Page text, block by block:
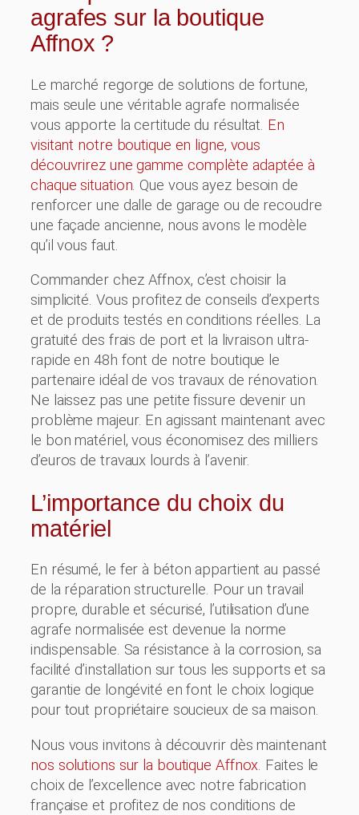
agrafes sur la boutique
Affnox ?
Le marché regorge de solutions de fortune,
mais seule une véritable agrafe normalisée
vous apporte la certitude du résultat. En
visitant notre boutique en ligne, vous
découvrirez une gamme complète adaptée à
chaque situation. Que vous ayez besoin de
renforcer une dalle de garage ou de recoudre
une façade ancienne, nous avons le modèle
qu’il vous faut.
Commander chez Affnox, c’est choisir la
simplicité. Vous profitez de conseils d’experts
et de produits testés en conditions réelles. La
gratuité des frais de port et la livraison ultra-
rapide en 48h font de notre boutique le
partenaire idéal de vos travaux de rénovation.
Ne laissez pas une petite fissure devenir un
problème majeur. En agissant maintenant avec
le bon matériel, vous économisez des milliers
d’euros de travaux lourds à l’avenir.
L’importance du choix du
matériel
En résumé, le fer à béton appartient au passé
de la réparation structurelle. Pour un travail
propre, durable et sécurisé, l’utilisation d’une
agrafe normalisée est devenue la norme
indispensable. Sa résistance à la corrosion, sa
facilité d’installation sur tous les supports et sa
garantie de longévité en font le choix logique
pour tout propriétaire soucieux de sa maison.
Nous vous invitons à découvrir dès maintenant
nos solutions sur la boutique Affnox. Faites le
choix de l’excellence avec notre fabrication
française et profitez de nos conditions de